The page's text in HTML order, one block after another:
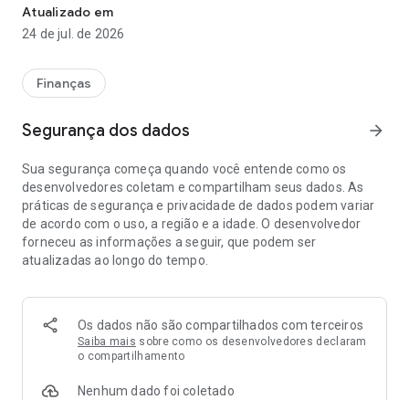
- Simule e contrate antecipação de recebíveis;
- Crie links de pagamento com Pix ou Crédito, sem precisar
de uma loja virtual;
- Gere DIRF do estabelecimento.
negócio a crescer. Baixe ou atualize seu app e aproveite!
Fale com a Alice, sua assistente virtual, pelo chat para abrir
chamados e receber atendimento personalizado.
Garanta sua Sipag agora! Acesse www.sipag.com.br ou
procure uma cooperativa mais próxima.
ou 0800 729 7474 (demais regiões).
Atualizado em
24 de jul. de 2026
Finanças
Segurança dos dados arrow_forward
Sua segurança começa quando você entende como os
desenvolvedores coletam e compartilham seus dados. As
práticas de segurança e privacidade de dados podem variar
de acordo com o uso, a região e a idade. O desenvolvedor
forneceu as informações a seguir, que podem ser
atualizadas ao longo do tempo.
Os dados não são compartilhados com terceiros
Saiba mais sobre como os desenvolvedores declaram
o compartilhamento
Nenhum dado foi coletado